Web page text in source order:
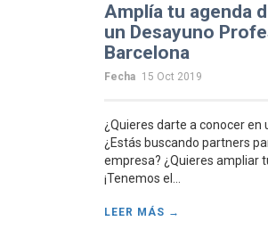
Amplía tu agenda
un Desayuno
Barcelona
Fecha 15 Oct 2019
¿Quieres darte a conocer
¿Estás buscando partners
empresa? ¿Quieres ampliar
¡Tenemos el...
LEER MÁS →